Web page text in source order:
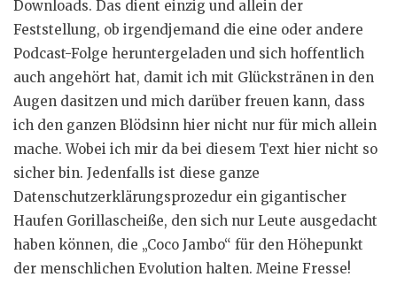
Downloads. Das dient einzig und allein der
Feststellung, ob irgendjemand die eine oder andere
Podcast-Folge heruntergeladen und sich hoffentlich
auch angehört hat, damit ich mit Glückstränen in den
Augen dasitzen und mich darüber freuen kann, dass
ich den ganzen Blödsinn hier nicht nur für mich allein
mache. Wobei ich mir da bei diesem Text hier nicht so
sicher bin. Jedenfalls ist diese ganze
Datenschutzerklärungsprozedur ein gigantischer
Haufen Gorillascheiße, den sich nur Leute ausgedacht
haben können, die „Coco Jambo“ für den Höhepunkt
der menschlichen Evolution halten. Meine Fresse!